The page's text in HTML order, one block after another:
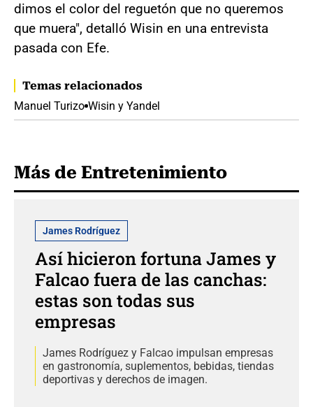
dimos el color del reguetón que no queremos
que muera", detalló Wisin en una entrevista
pasada con Efe.
Temas relacionados
Manuel Turizo Wisin y Yandel
Más de Entretenimiento
James Rodríguez
Así hicieron fortuna James y
Falcao fuera de las canchas:
estas son todas sus
empresas
James Rodríguez y Falcao impulsan empresas
en gastronomía, suplementos, bebidas, tiendas
deportivas y derechos de imagen.